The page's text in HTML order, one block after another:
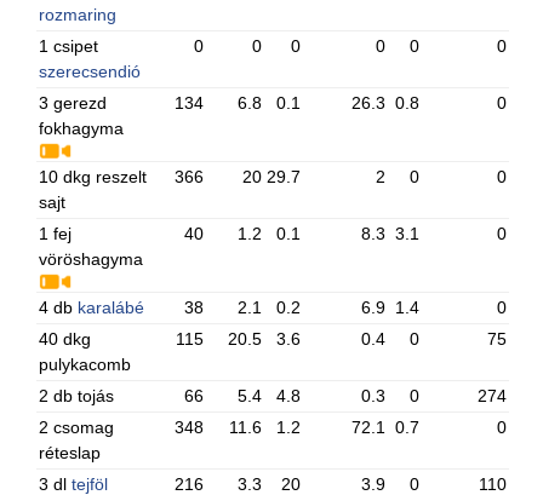
rozmaring
1 csipet
szerecsendió
0 0 0 0 0 0
3 gerezd
fokhagyma
134 6.8 0.1 26.3 0.8 0
10 dkg reszelt
sajt
366 20 29.7 2 0 0
1 fej
vöröshagyma
40 1.2 0.1 8.3 3.1 0
4 db karalábé 38 2.1 0.2 6.9 1.4
0
40 dkg
pulykacomb
115 20.5 3.6 0.4 0 75
2 db tojás 66 5.4 4.8 0.3 0
274
2 csomag
réteslap
348 11.6 1.2 72.1 0.7 0
3 dltejföl
216 3.3 20 3.9 0 110